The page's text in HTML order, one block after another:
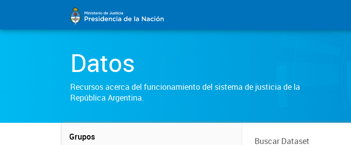
Datos
Recursos acerca del funcionamiento del sistema de justicia de la
República Argentina.
Grupos